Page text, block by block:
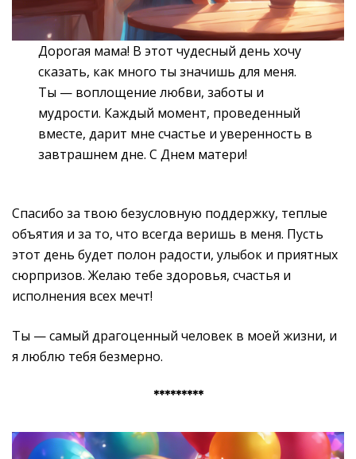
Дорогая мама! В этот чудесный день хочу
сказать, как много ты значишь для меня.
Ты — воплощение любви, заботы и
мудрости. Каждый момент, проведенный
вместе, дарит мне счастье и уверенность в
завтрашнем дне. С Днем матери!
Спасибо за твою безусловную поддержку, теплые
объятия и за то, что всегда веришь в меня. Пусть
этот день будет полон радости, улыбок и приятных
сюрпризов. Желаю тебе здоровья, счастья и
исполнения всех мечт!
Ты — самый драгоценный человек в моей жизни, и
я люблю тебя безмерно.
*********